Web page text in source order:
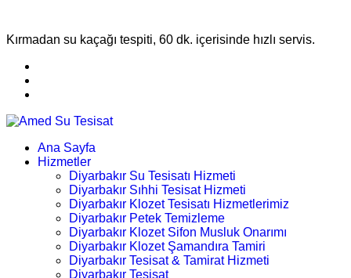
Kırmadan su kaçağı tespiti, 60 dk. içerisinde hızlı servis.
Ana Sayfa
Hizmetler
Diyarbakır Su Tesisatı Hizmeti
Diyarbakır Sıhhi Tesisat Hizmeti
Diyarbakır Klozet Tesisatı Hizmetlerimiz
Diyarbakır Petek Temizleme
Diyarbakır Klozet Sifon Musluk Onarımı
Diyarbakır Klozet Şamandıra Tamiri
Diyarbakır Tesisat & Tamirat Hizmeti
Diyarbakır Tesisat